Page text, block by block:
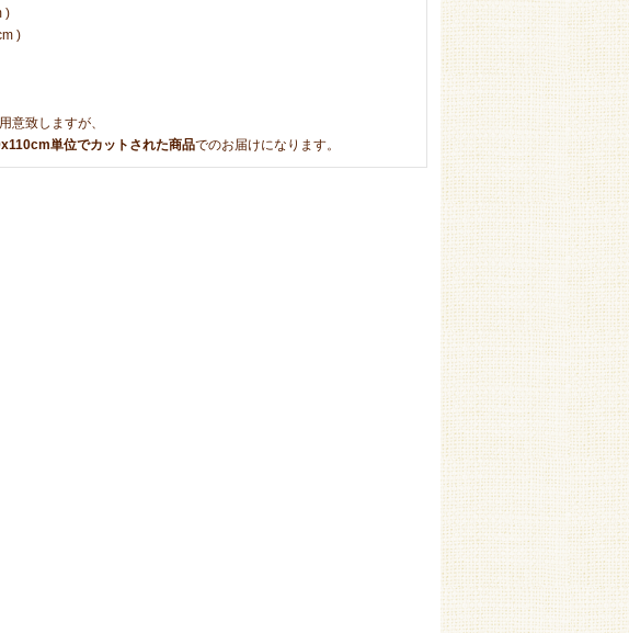
)
)
意致しますが、
単位でカットされた商品でのお届けになります。